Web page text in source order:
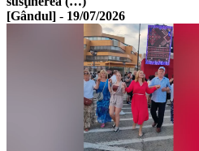
[Gândul] - 19/07/2026